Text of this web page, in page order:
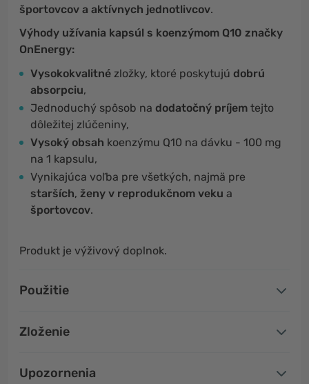
športovcov a aktívnych jednotlivcov.
Výhody užívania kapsúl s koenzýmom Q10 značky
OnEnergy:
Vysokokvalitné zložky, ktoré poskytujú dobrú
absorpciu,
Jednoduchý spôsob na dodatočný príjem tejto
dôležitej zlúčeniny,
Vysoký obsah koenzýmu Q10 na dávku - 100 mg
na 1 kapsulu,
Vynikajúca voľba pre všetkých, najmä pre
starších, ženy v reprodukčnom veku a
športovcov.
Produkt je výživový doplnok.
Použitie
Zloženie
Upozornenia